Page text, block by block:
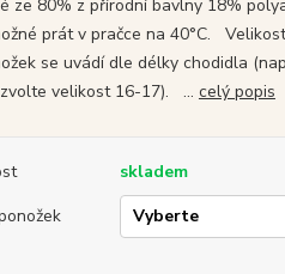
ze 80% z přírodní bavlny 18%
prát v pračce na 40°C.
se uvádí dle délky chodidla
velikost 16-17). ... celý popis
skladem